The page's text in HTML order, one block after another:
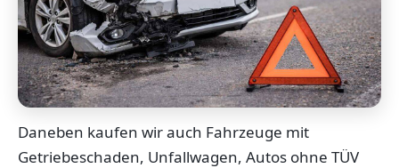
Daneben kaufen wir auch Fahrzeuge mit
Getriebeschaden, Unfallwagen, Autos ohne TÜV